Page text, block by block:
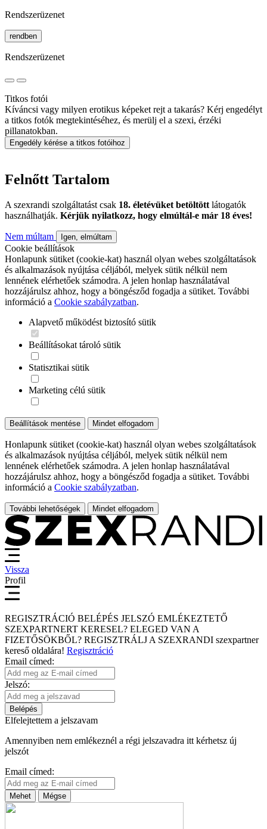
Rendszerüzenet
rendben
Rendszerüzenet
Titkos fotói
Kíváncsi vagy milyen erotikus képeket rejt a takarás? Kérj engedélyt
a titkos fotók megtekintéséhez, és merülj el a szexi, érzéki
pillanatokban.
Engedély kérése a titkos fotóihoz
Felnőtt Tartalom
A szexrandi szolgáltatást csak 18. életévüket betöltött látogatók
használhatják. Kérjük nyilatkozz, hogy elmúltál-e már 18 éves!
Nem múltam Igen, elmúltam
Cookie beállítások
Honlapunk sütiket (cookie-kat) használ olyan webes szolgáltatások
és alkalmazások nyújtása céljából, melyek sütik nélkül nem
lennének elérhetőek számodra. A jelen honlap használatával
hozzájárulsz ahhoz, hogy a böngésződ fogadja a sütiket. További
információ a Cookie szabályzatban.
Alapvető működést biztosító sütik
Beállításokat tároló sütik
Statisztikai sütik
Marketing célú sütik
Beállítások mentése Mindet elfogadom
Honlapunk sütiket (cookie-kat) használ olyan webes szolgáltatások
és alkalmazások nyújtása céljából, melyek sütik nélkül nem
lennének elérhetőek számodra. A jelen honlap használatával
hozzájárulsz ahhoz, hogy a böngésződ fogadja a sütiket. További
információ a Cookie szabályzatban.
További lehetőségek Mindet elfogadom
Vissza
Profil
REGISZTRÁCIÓ BELÉPÉS JELSZÓ EMLÉKEZTETŐ
SZEXPARTNERT KERESEL? ELEGED VAN A
FIZETŐSÖKBŐL? REGISZTRÁLJ A SZEXRANDI szexpartner
kereső oldalára! Regisztráció
Email címed:
Jelszó:
Belépés
Elfelejtettem a jelszavam
Amennyiben nem emlékeznél a régi jelszavadra itt kérhetsz új
jelszót
Email címed:
Mehet Mégse